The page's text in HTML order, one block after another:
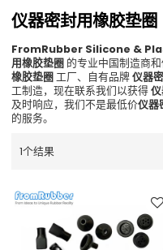
仪器密封用橡胶垫圈
FromRubber Silicone &
用橡胶垫圈 的专业中国制造商
橡胶垫圈工厂、自有品牌仪器
工制造，现在联系我们以获得
及时响应，我们不是最低价仪器
的服务。
1个结果